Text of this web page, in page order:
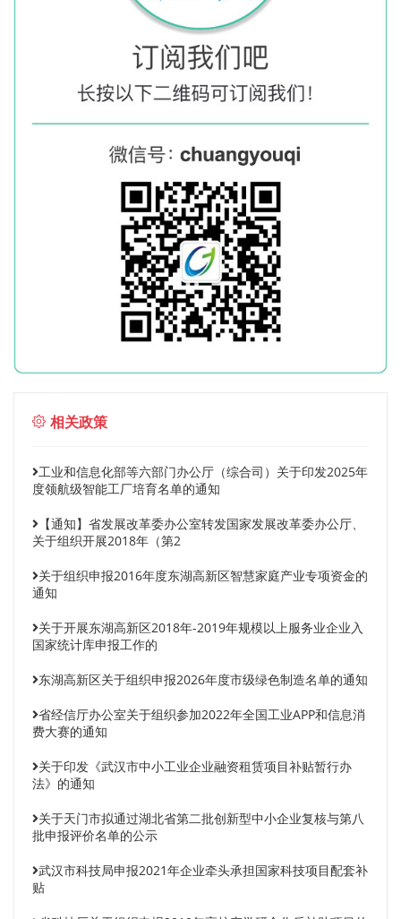
相关政策
工业和信息化部等六部门办公厅（综合司）关于印发2025年
度领航级智能工厂培育名单的通知
【通知】省发展改革委办公室转发国家发展改革委办公厅、
关于组织开展2018年（第2
关于组织申报2016年度东湖高新区智慧家庭产业专项资金的
通知
关于开展东湖高新区2018年-2019年规模以上服务业企业入
国家统计库申报工作的
东湖高新区关于组织申报2026年度市级绿色制造名单的通知
省经信厅办公室关于组织参加2022年全国工业APP和信息消
费大赛的通知
关于印发《武汉市中小工业企业融资租赁项目补贴暂行办
法》的通知
关于天门市拟通过湖北省第二批创新型中小企业复核与第八
批申报评价名单的公示
武汉市科技局申报2021年企业牵头承担国家科技项目配套补
贴